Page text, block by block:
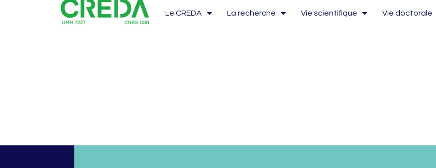
Le CREDA La recherche Vie scientifique Vie doctorale